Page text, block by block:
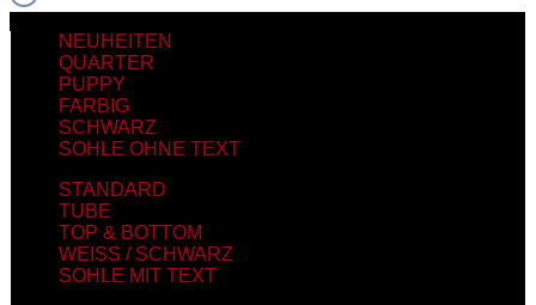
NEUHEITEN
QUARTER
PUPPY
FARBIG
SCHWARZ
SOHLE OHNE TEXT
STANDARD
TUBE
TOP & BOTTOM
WEISS / SCHWARZ
SOHLE MIT TEXT